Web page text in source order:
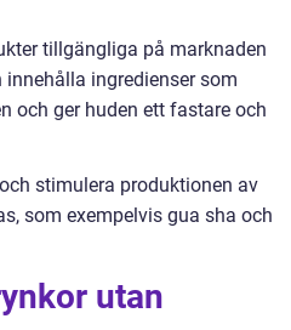
tillgängliga på marknaden
ingredienser som
och ger huden ett fastare och
stimulera produktionen av
som exempelvis gua sha och
utan